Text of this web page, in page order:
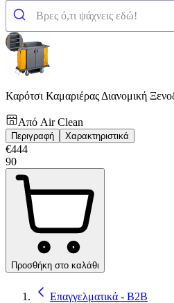
Καρότσι Καμαριέρας Διανομική
Από Air Clean
Περιγραφή Χαρακτηριστικά
€444
90
Προσθήκη στο καλάθι
Επαγγελματικά - B2B